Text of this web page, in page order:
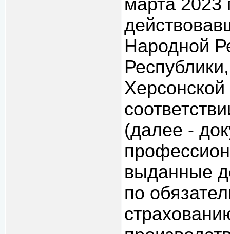
марта 2023
Народной
(далее -
выданные
по